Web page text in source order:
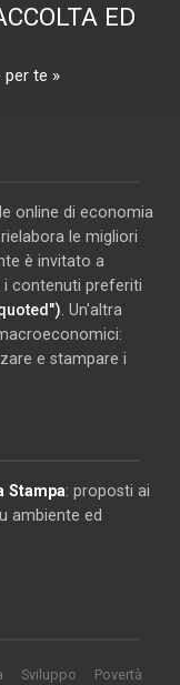
ED
te »
online di economia
le migliori
è invitato a
i contenuti preferiti
. Un'altra
e stampare i
Stampa: proposti ai
ambiente ed
Sviluppo Povertà